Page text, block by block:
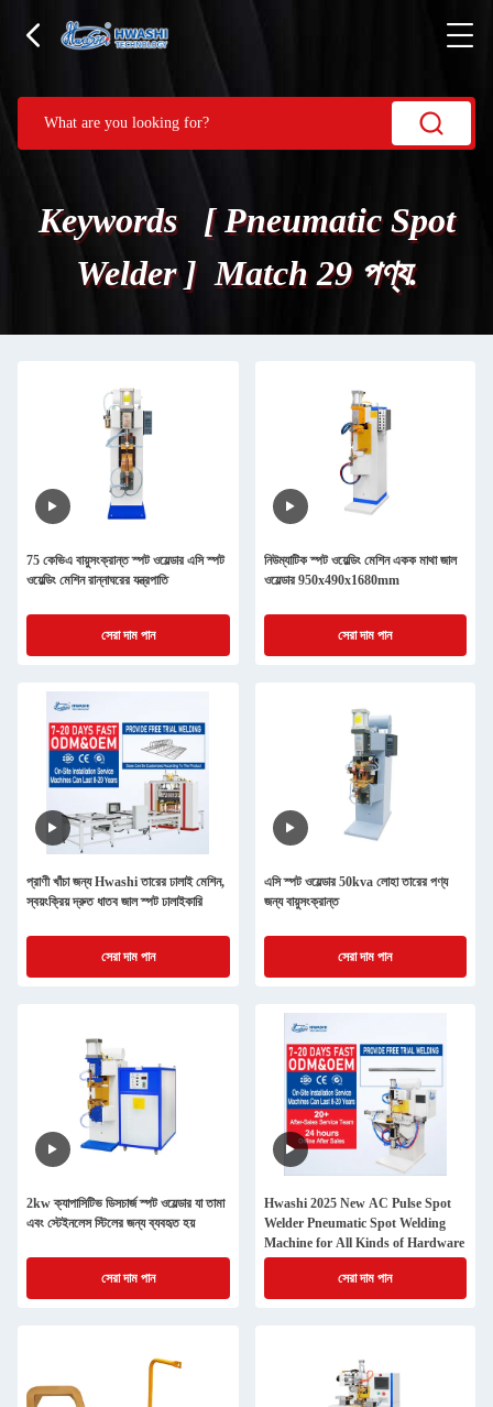
Keywords [ Pneumatic Spot
Welder ] Match 29 পণ্য.
75 কেভিএ বায়ুসংক্রান্ত স্পট ওয়েল্ডার এসি স্পট
ওয়েল্ডিং মেশিন রান্নাঘরের যন্ত্রপাতি
সেরা দাম পান
নিউম্যাটিক স্পট ওয়েল্ডিং মেশিন একক মাথা জাল
ওয়েল্ডার 950x490x1680mm
সেরা দাম পান
প্রাণী খাঁচা জন্য Hwashi তারের ঢালাই মেশিন,
স্বয়ংক্রিয় দ্রুত ধাতব জাল স্পট ঢালাইকারি
সেরা দাম পান
এসি স্পট ওয়েল্ডার 50kva লোহা তারের পণ্য
জন্য বায়ুসংক্রান্ত
সেরা দাম পান
2kw ক্যাপাসিটিভ ডিসচার্জ স্পট ওয়েল্ডার যা তামা
এবং স্টেইনলেস স্টিলের জন্য ব্যবহৃত হয়
সেরা দাম পান
Hwashi 2025 New AC Pulse Spot
Welder Pneumatic Spot Welding
Machine for All Kinds of Hardware
সেরা দাম পান